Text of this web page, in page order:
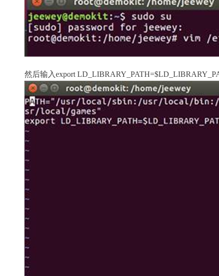
然后输入export